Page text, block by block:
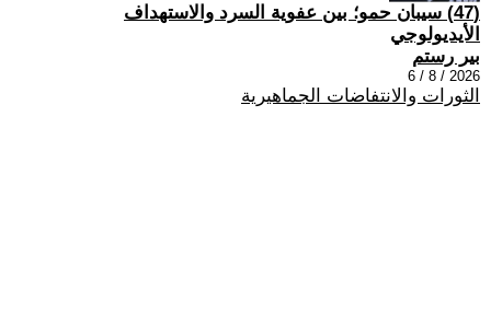
(47) سيبان حمو؛ بين عفوية السرد والاستهداف
الأيديولوجي
بير رستم
2026 / 8 / 6
الثورات والانتفاضات الجماهيرية